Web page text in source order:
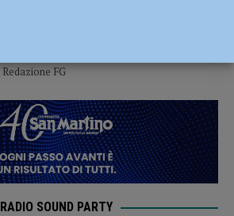
Redazione FG
RADIO SOUND PARTY